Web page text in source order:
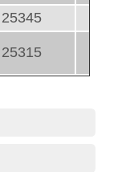
25345
25315